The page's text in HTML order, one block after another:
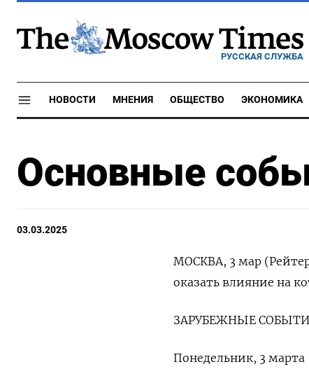
РУССКАЯ СЛУЖБА
НОВОСТИ МНЕНИЯ ОБЩЕСТВО ЭКОНОМИКА
Основные
03.03.2025
МОСКВА, 3 мар
оказать влияние на
ЗАРУБЕЖНЫЕ
Понедельник, 3 марта